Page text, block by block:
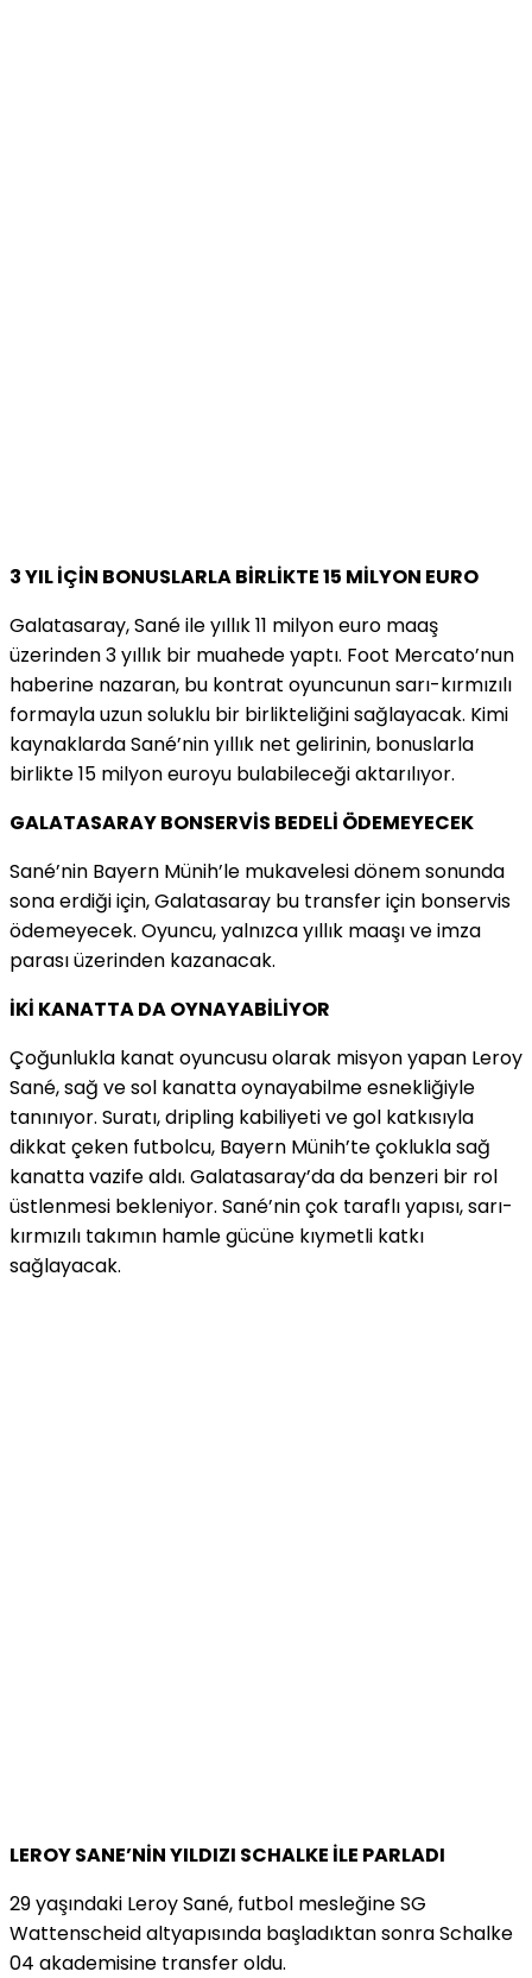
3 YIL İÇİN BONUSLARLA BİRLİKTE 15 MİLYON EURO
Galatasaray, Sané ile yıllık 11 milyon euro maaş
üzerinden 3 yıllık bir muahede yaptı. Foot Mercato’nun
haberine nazaran, bu kontrat oyuncunun sarı-kırmızılı
formayla uzun soluklu bir birlikteliğini sağlayacak. Kimi
kaynaklarda Sané’nin yıllık net gelirinin, bonuslarla
birlikte 15 milyon euroyu bulabileceği aktarılıyor.
GALATASARAY BONSERVİS BEDELİ ÖDEMEYECEK
Sané’nin Bayern Münih’le mukavelesi dönem sonunda
sona erdiği için, Galatasaray bu transfer için bonservis
ödemeyecek. Oyuncu, yalnızca yıllık maaşı ve imza
parası üzerinden kazanacak.
İKİ KANATTA DA OYNAYABİLİYOR
Çoğunlukla kanat oyuncusu olarak misyon yapan Leroy
Sané, sağ ve sol kanatta oynayabilme esnekliğiyle
tanınıyor. Suratı, dripling kabiliyeti ve gol katkısıyla
dikkat çeken futbolcu, Bayern Münih’te çoklukla sağ
kanatta vazife aldı. Galatasaray’da da benzeri bir rol
üstlenmesi bekleniyor. Sané’nin çok taraflı yapısı, sarı-
kırmızılı takımın hamle gücüne kıymetli katkı
sağlayacak.
LEROY SANE’NİN YILDIZI SCHALKE İLE PARLADI
29 yaşındaki Leroy Sané, futbol mesleğine SG
Wattenscheid altyapısında başladıktan sonra Schalke
04 akademisine transfer oldu.